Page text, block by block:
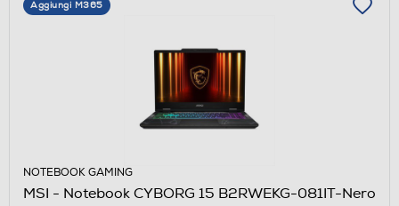
Aggiungi M365
NOTEBOOK GAMING
MSI - Notebook CYBORG 15 B2RWEKG-081IT-Nero